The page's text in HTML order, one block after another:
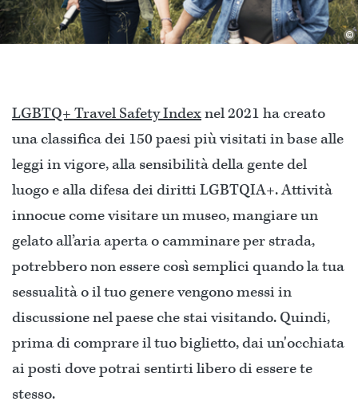
©
LGBTQ+ Travel Safety Indexnel 2021 ha creato
una classifica dei 150 paesi più visitati in base alle
leggi in vigore, alla sensibilità della gente del
luogo e alla difesa dei diritti LGBTQIA+. Attività
innocue come visitare un museo, mangiare un
gelato all’aria aperta o camminare per strada,
potrebbero non essere così semplici quando la tua
sessualità o il tuo genere vengono messi in
discussione nel paese che stai visitando. Quindi,
prima di comprare il tuo biglietto, dai un'occhiata
ai posti dove potrai sentirti libero di essere te
stesso.